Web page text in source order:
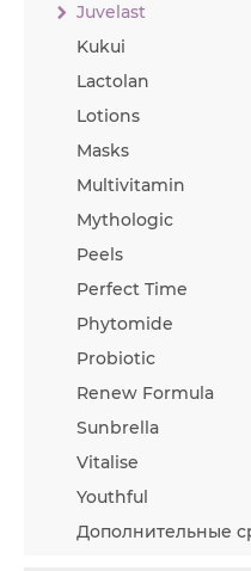
Juvelast
Kukui
Lactolan
Lotions
Masks
Multivitamin
Mythologic
Peels
Perfect Time
Phytomide
Probiotic
Renew Formula
Sunbrella
Vitalise
Youthful
Дополнительные